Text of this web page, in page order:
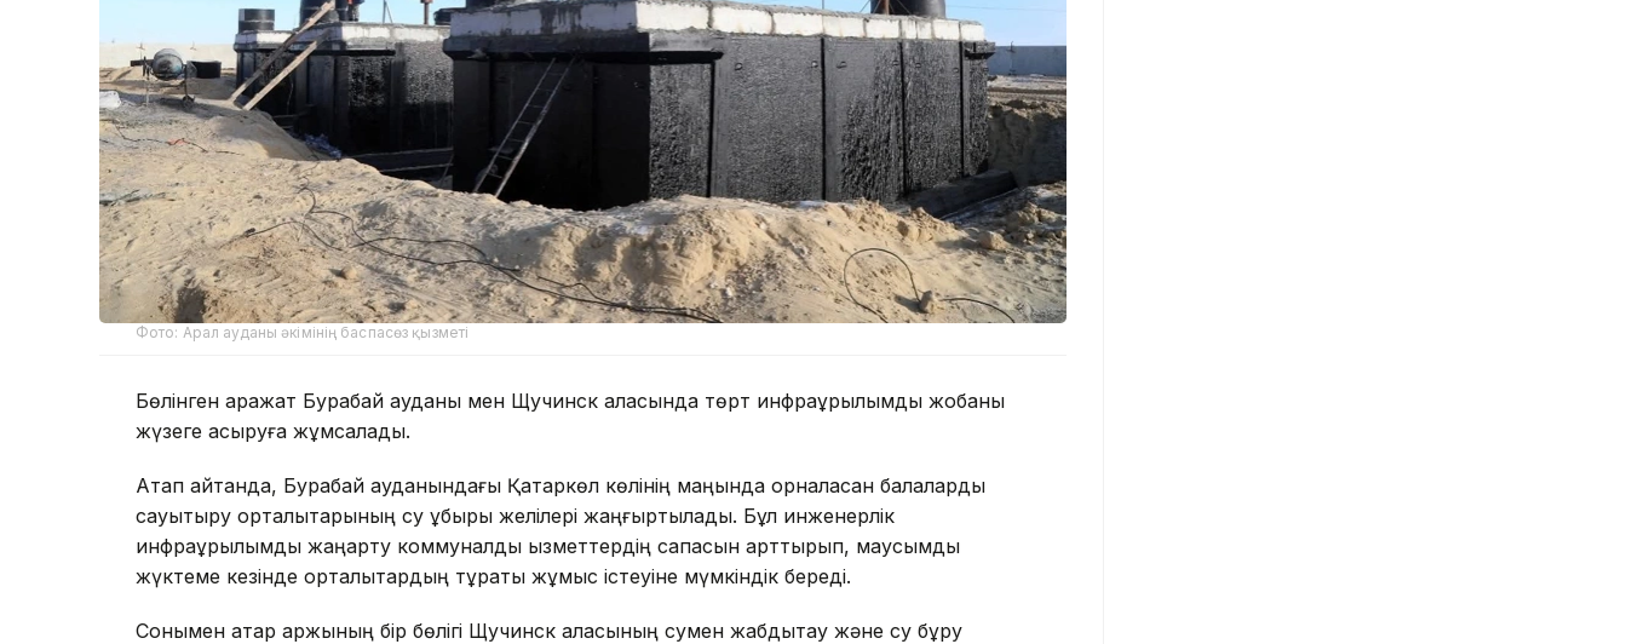
Фото: Арал ауданы әкімінің баспасөз қызметі
Бөлінген қаражат Бурабай ауданы мен Щучинск қаласында төрт инфрақұрылымдық жобаны
жүзеге асыруға жұмсалады.
Атап айтқанда, Бурабай ауданындағы Қатаркөл көлінің маңында орналасқан балаларды
сауықтыру орталықтарының су құбыры желілері жаңғыртылады. Бұл инженерлік
инфрақұрылымды жаңарту коммуналдық қызметтердің сапасын арттырып, маусымдық
жүктеме кезінде орталықтардың тұрақты жұмыс істеуіне мүмкіндік береді.
Сонымен қатар қаржының бір бөлігі Щучинск қаласының сумен жабдықтау және су бұру